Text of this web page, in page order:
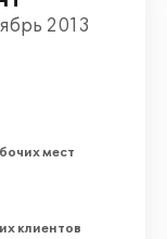
2013
мест
клиентов